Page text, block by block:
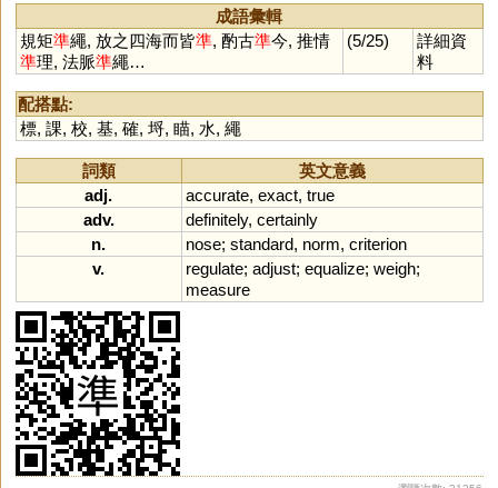
成語彙輯
規矩準繩, 放之四海而皆準, 酌古準今, 推情
準理, 法脈準繩…
(5/25)
詳細資
料
配搭點:
標, 課, 校, 基, 確, 埒, 瞄, 水, 繩
詞類
英文意義
adj.
accurate, exact, true
adv.
definitely, certainly
n.
nose; standard, norm, criterion
v.
regulate; adjust; equalize; weigh;
measure